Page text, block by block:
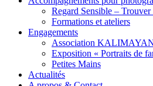
Regard Sensible –
Formations et ateliers
Engagements
Association
Exposition « Portraits de
Petites Mains
Actualités